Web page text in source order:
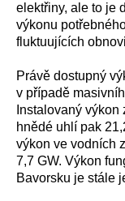
elektřiny, ale to je
výkonu
fluktuujících
Právě dostupný
v případě
Instalovaný
hnědé uhlí pak
výkon ve vodních
7,7 GW. Výkon
Bavorsku je stále